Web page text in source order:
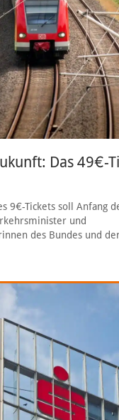
Das 49€-
9€-Tickets soll Anfang
und
des Bundes und